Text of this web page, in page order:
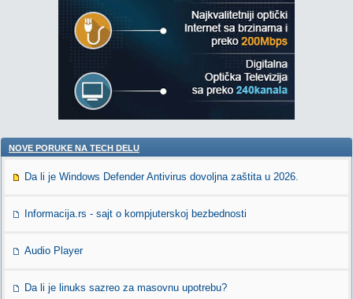
NOVE PORUKE NA TECH DELU
Da li je Windows Defender Antivirus dovoljna zaštita u 2026.
Informacija.rs - sajt o kompjuterskoj bezbednosti
Audio Player
Da li je linuks sazreo za masovnu upotrebu?